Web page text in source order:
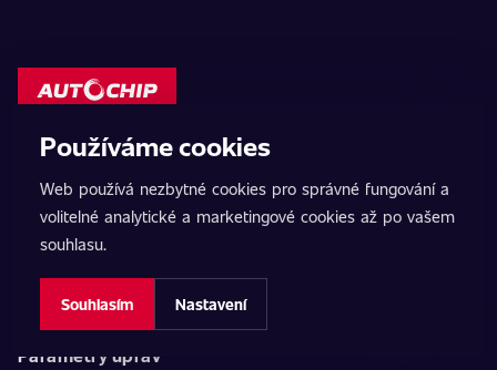
Domů
Vypnutí AdBlue
Parametry úprav
Používáme cookies
Web používá nezbytné cookies pro správné fungování a
volitelné analytické a marketingové cookies až po vašem
souhlasu.
Souhlasím Nastavení